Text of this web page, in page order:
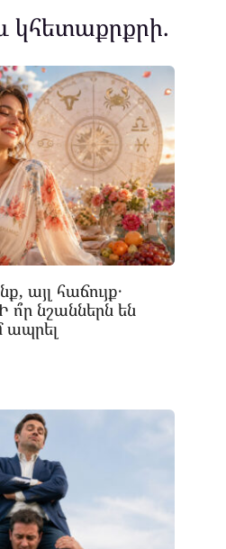
կհետաքրքրի.
այլ հաճույք․
նշաններն են
ապրել